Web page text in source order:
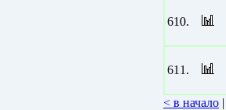
610.
611.
< в начало |